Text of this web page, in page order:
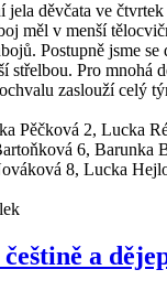
jela děvčata ve
měl v menší
Postupně jsme se
střelbou. Pro mnohá
zaslouží celý
Pěčková 2, Lucka
6, Barunka
8, Lucka
a